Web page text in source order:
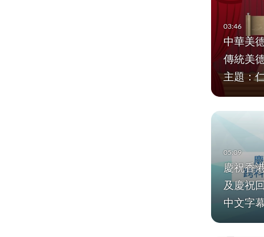
中華美
傳統美
主題：
慶祝香
及慶祝
中文字